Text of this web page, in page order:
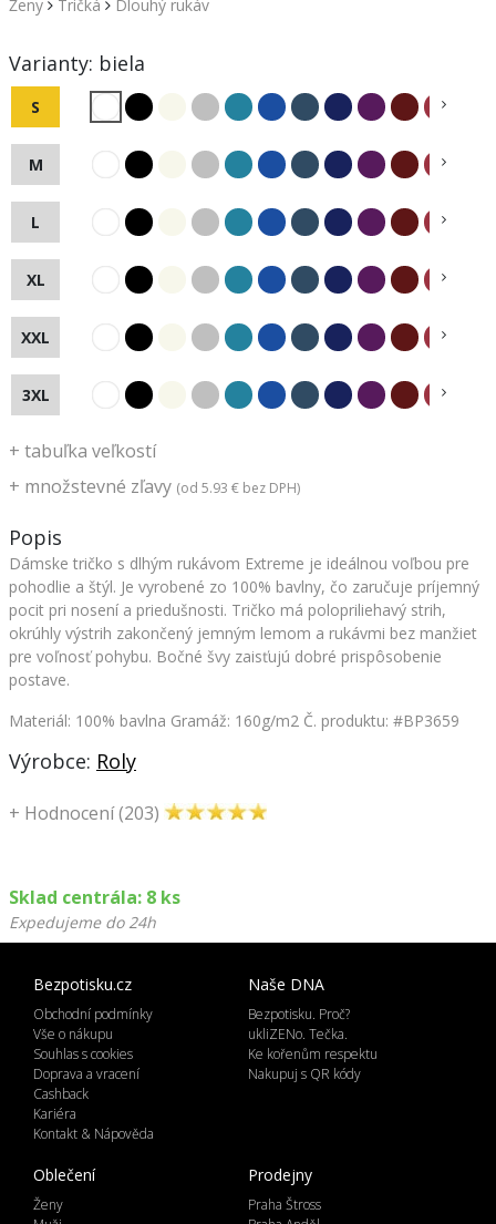
Ženy Tričká Dlouhý rukáv
+ množstevné zľavy (od 5.93 € bez DPH)
Sklad centrála: 8 ks
Expedujeme do 24h
Varianty: biela
S
M
L
XL
XXL
3XL
+ tabuľka veľkostí
Popis
Dámske tričko s dlhým rukávom Extreme je ideálnou voľbou pre
pohodlie a štýl. Je vyrobené zo 100% bavlny, čo zaručuje príjemný
pocit pri nosení a priedušnosti. Tričko má polopriliehavý strih,
okrúhly výstrih zakončený jemným lemom a rukávmi bez manžiet
pre voľnosť pohybu. Bočné švy zaisťujú dobré prispôsobenie
postave.
Materiál: 100% bavlna Gramáž: 160g/m2 Č. produktu: #BP3659
Výrobce: Roly
+ Hodnocení (203)
Bezpotisku.cz
Obchodní podmínky
Vše o nákupu
Souhlas s cookies
Doprava a vracení
Cashback
Kariéra
Kontakt & Nápověda
Naše DNA
Bezpotisku. Proč?
ukliZENo. Tečka.
Ke kořenům respektu
Nakupuj s QR kódy
Oblečení
Ženy
Prodejny
Praha Štross